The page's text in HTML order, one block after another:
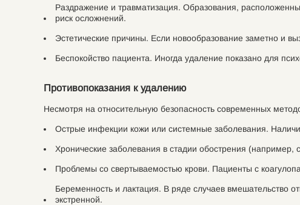
Раздражение и травматизация. Образования,
риск осложнений.
Эстетические причины. Если новообразование заметно и
Беспокойство пациента. Иногда удаление показано для
Противопоказания к удалению
Несмотря на относительную безопасность современных
Острые инфекции кожи или системные заболевания.
Хронические заболевания в стадии обострения
Проблемы со свертываемостью крови. Пациенты с
Беременность и лактация. В ряде случаев вмешательство
экстренной.